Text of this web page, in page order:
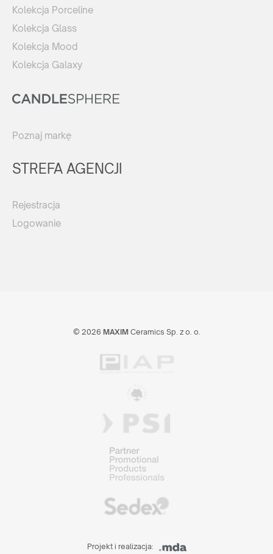
Kolekcja Porceline
Kolekcja Glass
Kolekcja Mood
Kolekcja Galaxy
Poznaj markę
STREFA AGENCJI
Rejestracja
Logowanie
© 2026 MAXIMCeramics Sp. z o. o.
Projekt i realizacja: